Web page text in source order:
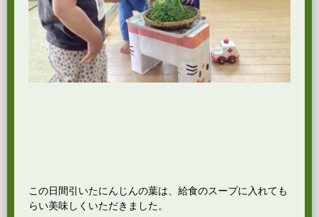
この日間引いたにんじんの葉は、給食のスープに入れても
らい美味しくいただきました。